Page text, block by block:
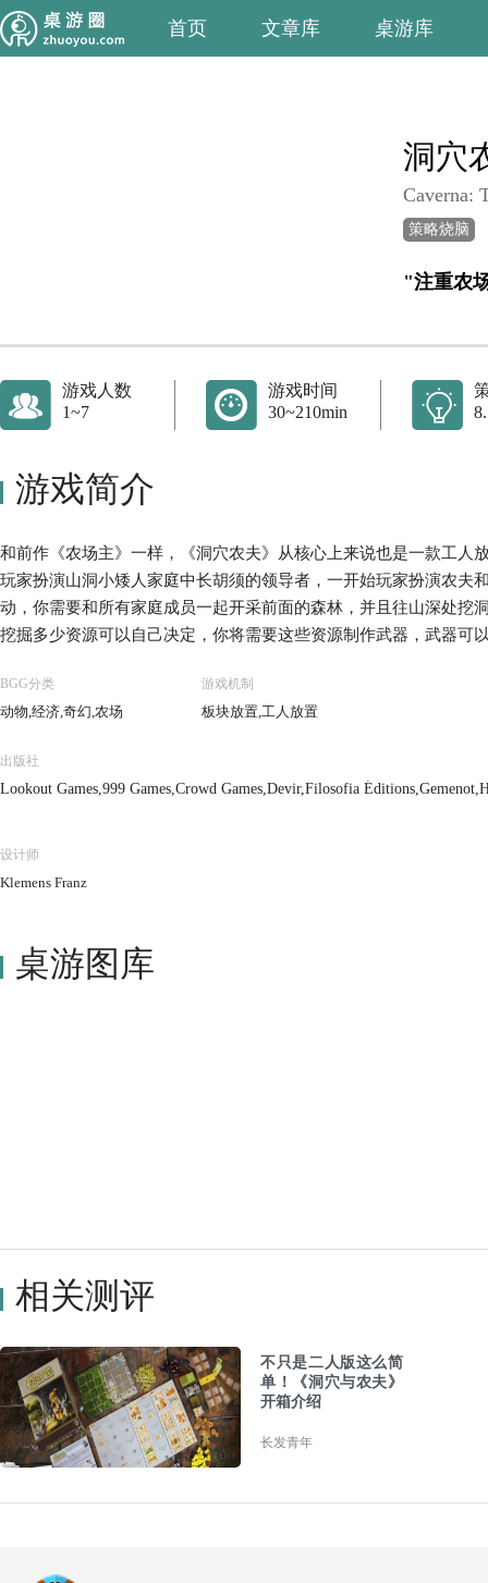
首页 文章库 桌游库
洞穴
Caverna:
策略烧脑
"注重农
游戏人数
1~7
游戏时间
30~210min
游戏简介
和前作《农场主》一样，《洞穴农夫》从核心上来说也是一款工人
玩家扮演山洞小矮人家庭中长胡须的领导者，一开始玩家扮演农夫
动，你需要和所有家庭成员一起开采前面的森林，并且往山深处挖
挖掘多少资源可以自己决定，你将需要这些资源制作武器，武器可
己的财富，你可以砍倒树木圈起篱笆饲养动物，还可以经营农场扩
胜利。 你还可以一个人进行练习，熟悉洞穴前面48种不同的装饰
加入了两种新动物（狗和驴）。
BGG分类
动物,经济,奇幻,农场
游戏机制
板块放置,工人放置
出版社
Lookout Games,999 Games,Crowd Games,Devir,Filosofia
设计师
Klemens Franz
桌游图库
相关测评
不只是二人版这么简
单！《洞穴与农夫》
开箱介绍
长发青年